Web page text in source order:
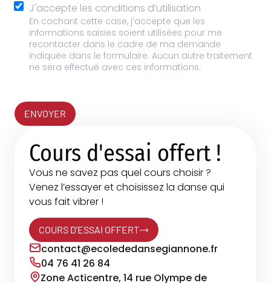
J'accepte les conditions d’utilisation
En cochant cette case, j’accepte que les
informations saisies soient utilisées pour me
recontacter dans le cadre de ma demande
indiquée dans le formulaire. Aucun autre traitement
ne sera effectué avec ces informations.
ENVOYER
Cours d'essai offert !
Vous ne savez pas quel cours choisir ?
Venez l’essayer et choisissez la danse qui
vous fait vibrer !
COURS D’ESSAI OFFERT
contact@ecolededansegiannone.fr
04 76 41 26 84
Zone Acticentre, 14 rue Olympe de